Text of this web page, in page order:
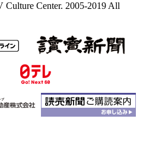
Center. 2005-2019 All